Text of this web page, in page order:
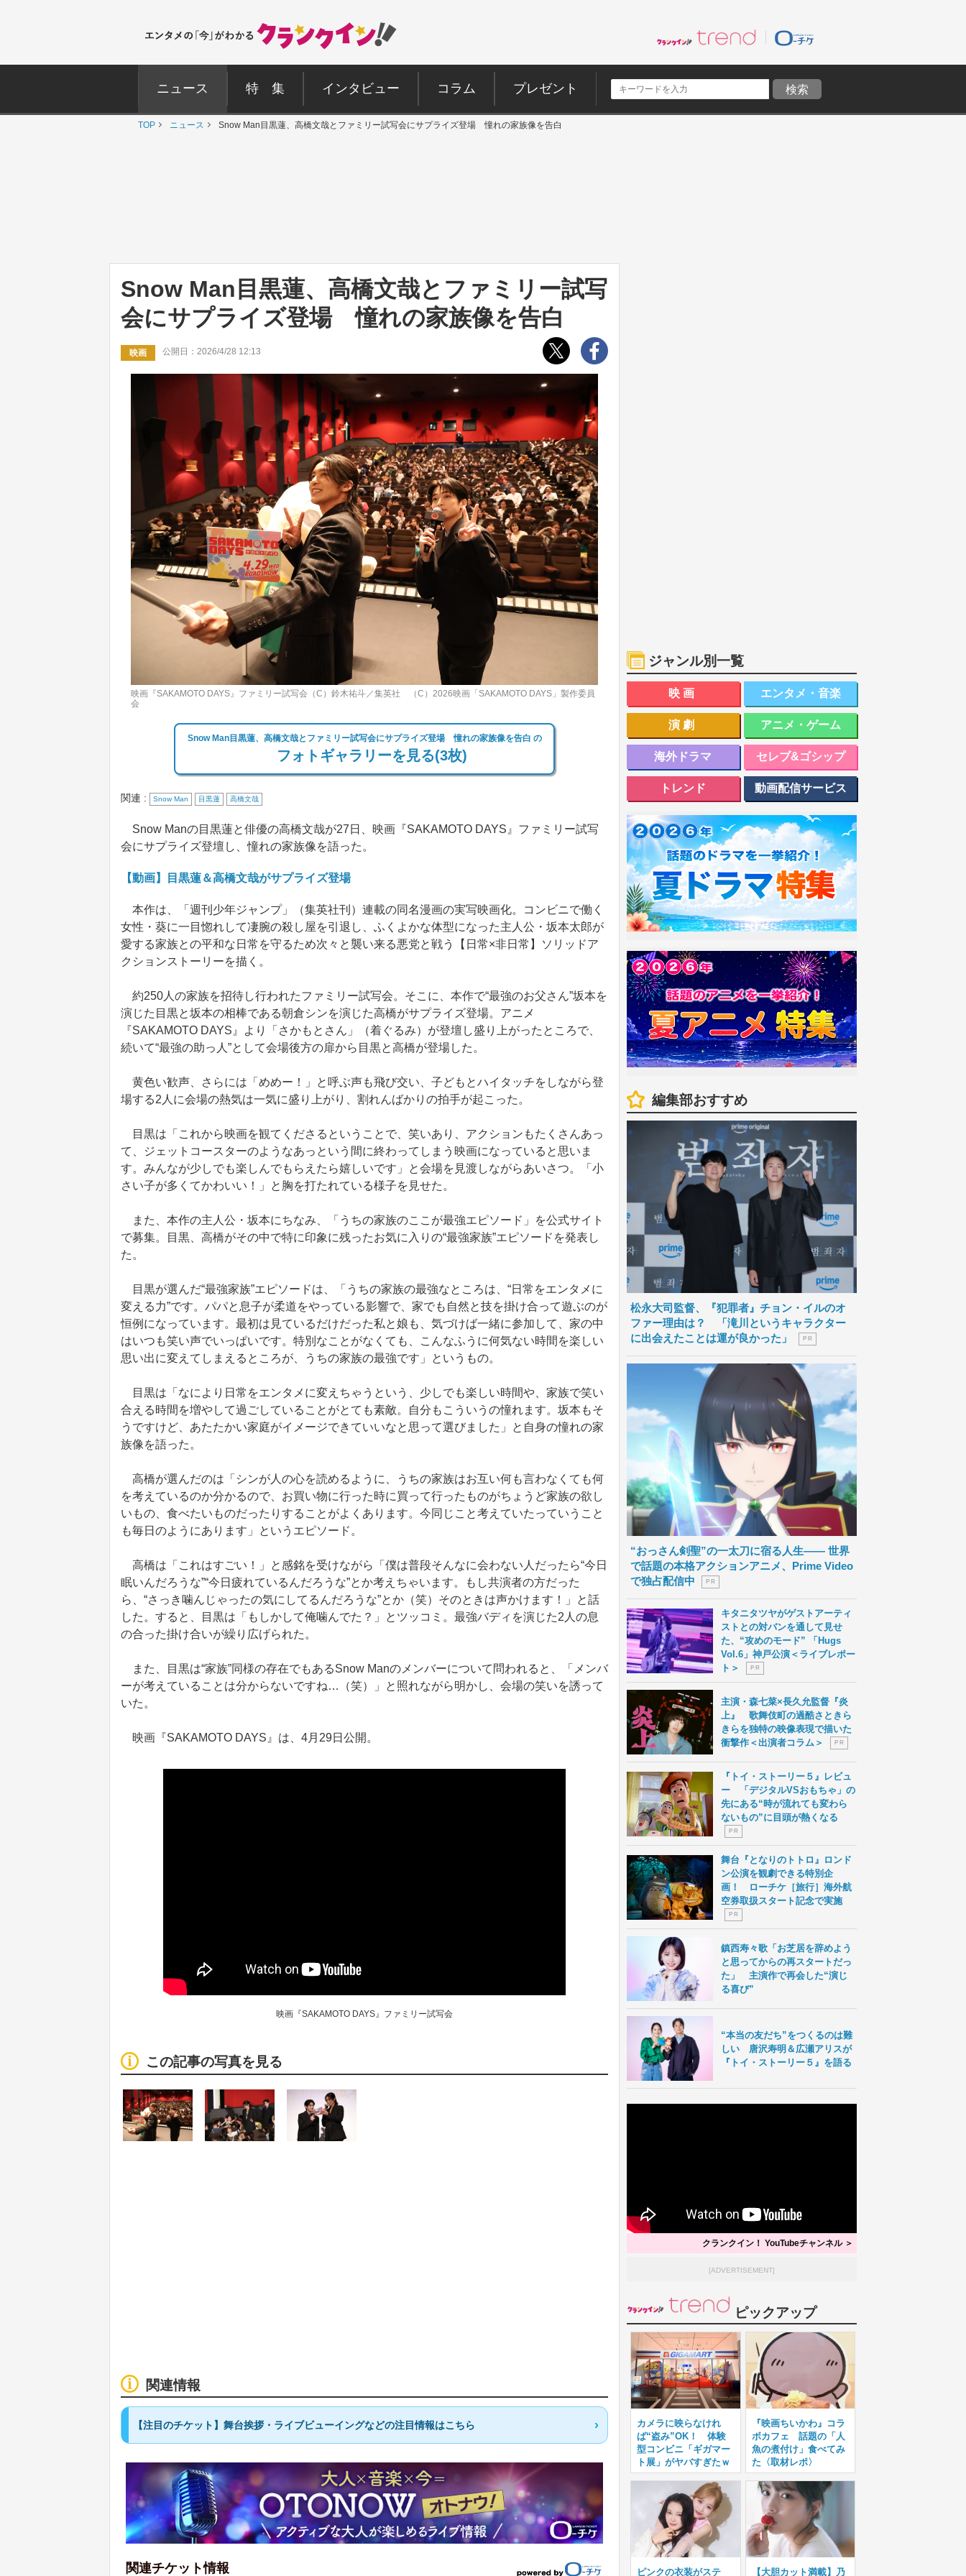
ニュース 特 集 インタビュー コラム プレゼント
TOP ニュース Snow Man目黒蓮、高橋文哉とファミリー試写会にサプライズ登場 憧れの家族像を告白
Snow Man目黒蓮、高橋文哉とファミリー試写
会にサプライズ登場 憧れの家族像を告白
映画 公開日：2026/4/28 12:13
映画『SAKAMOTO DAYS』ファミリー試写会（C）鈴木祐斗／集英社 （C）2026映画「SAKAMOTO DAYS」製作委員
会
Snow Man目黒蓮、高橋文哉とファミリー試写会にサプライズ登場 憧れの家族像を告白 の
フォトギャラリーを見る(3枚)
関連 : Snow Man 目黒蓮 高橋文哉
Snow Manの目黒蓮と俳優の高橋文哉が27日、映画『SAKAMOTO DAYS』ファミリー試写
会にサプライズ登壇し、憧れの家族像を語った。
【動画】目黒蓮＆高橋文哉がサプライズ登場
本作は、「週刊少年ジャンプ」（集英社刊）連載の同名漫画の実写映画化。コンビニで働く
女性・葵に一目惚れして凄腕の殺し屋を引退し、ふくよかな体型になった主人公・坂本太郎が
愛する家族との平和な日常を守るため次々と襲い来る悪党と戦う【日常×非日常】ソリッドア
クションストーリーを描く。
約250人の家族を招待し行われたファミリー試写会。そこに、本作で“最強のお父さん”坂本を
演じた目黒と坂本の相棒である朝倉シンを演じた高橋がサプライズ登場。アニメ
『SAKAMOTO DAYS』より「さかもとさん」（着ぐるみ）が登壇し盛り上がったところで、
続いて“最強の助っ人”として会場後方の扉から目黒と高橋が登場した。
黄色い歓声、さらには「めめー！」と呼ぶ声も飛び交い、子どもとハイタッチをしながら登
場する2人に会場の熱気は一気に盛り上がり、割れんばかりの拍手が起こった。
目黒は「これから映画を観てくださるということで、笑いあり、アクションもたくさんあっ
て、ジェットコースターのようなあっという間に終わってしまう映画になっていると思いま
す。みんなが少しでも楽しんでもらえたら嬉しいです」と会場を見渡しながらあいさつ。「小
さい子が多くてかわいい！」と胸を打たれている様子を見せた。
また、本作の主人公・坂本にちなみ、「うちの家族のここが最強エピソード」を公式サイト
で募集。目黒、高橋がその中で特に印象に残ったお気に入りの“最強家族”エピソードを発表し
た。
目黒が選んだ“最強家族”エピソードは、「うちの家族の最強なところは、“日常をエンタメに
変える力”です。パパと息子が柔道をやっている影響で、家でも自然と技を掛け合って遊ぶのが
恒例になっています。最初は見ているだけだった私と娘も、気づけば一緒に参加して、家の中
はいつも笑い声でいっぱいです。特別なことがなくても、こんなふうに何気ない時間を楽しい
思い出に変えてしまえるところが、うちの家族の最強です」というもの。
目黒は「なにより日常をエンタメに変えちゃうという、少しでも楽しい時間や、家族で笑い
合える時間を増やして過ごしていることがとても素敵。自分もこういうの憧れます。坂本もそ
うですけど、あたたかい家庭がイメージできていいなと思って選びました」と自身の憧れの家
族像を語った。
高橋が選んだのは「シンが人の心を読めるように、うちの家族はお互い何も言わなくても何
を考えているのか分かるので、お買い物に行った時に買って行ったものがちょうど家族の欲し
いもの、食べたいものだったりすることがよくあります。今同じこと考えていたっていうこと
も毎日のようにあります」というエピソード。
高橋は「これはすごい！」と感銘を受けながら「僕は普段そんなに会わない人だったら“今日
眠いんだろうな”“今日疲れているんだろうな”とか考えちゃいます。もし共演者の方だった
ら、“さっき噛んじゃったの気にしてるんだろうな”とか（笑）そのときは声かけます！」と話
した。すると、目黒は「もしかして俺噛んでた？」とツッコミ。最強バディを演じた2人の息
の合った掛け合いが繰り広げられた。
また、目黒は“家族”同様の存在でもあるSnow Manのメンバーについて問われると、「メンバ
ーが考えていることは分からないですね…（笑）」と照れながら明かし、会場の笑いを誘って
いた。
映画『SAKAMOTO DAYS』は、4月29日公開。
映画『SAKAMOTO DAYS』ファミリー試写会
この記事の写真を見る
関連情報
【注目のチケット】舞台挨拶・ライブビューイングなどの注目情報はこちら
関連チケット情報
ジャンル別一覧
映画 エンタメ・音楽
演劇 アニメ・ゲーム
海外ドラマ セレブ&ゴシップ
トレンド 動画配信サービス
編集部おすすめ
松永大司監督、『犯罪者』チョン・イルのオ
ファー理由は？ 「滝川というキャラクター
に出会えたことは運が良かった」
P R
“おっさん剣聖”の一太刀に宿る人生―― 世界
で話題の本格アクションアニメ、Prime Video
で独占配信中
P R
キタニタツヤがゲストアーティ
ストとの対バンを通して見せ
た、“攻めのモード” 「Hugs
Vol.6」神戸公演＜ライブレポー
ト＞
P R
主演・森七菜×長久允監督『炎
上』 歌舞伎町の過酷さときら
きらを独特の映像表現で描いた
衝撃作＜出演者コラム＞
P R
『トイ・ストーリー５』レビュ
ー 「デジタルVSおもちゃ」の
先にある“時が流れても変わら
ないもの”に目頭が熱くなる
P R
舞台『となりのトトロ』ロンド
ン公演を観劇できる特別企
画！ ローチケ［旅行］海外航
空券取扱スタート記念で実施
P R
鎮西寿々歌「お芝居を辞めよう
と思ってからの再スタートだっ
た」 主演作で再会した“演じ
る喜び”
“本当の友だち”をつくるのは難
しい 唐沢寿明＆広瀬アリスが
『トイ・ストーリー５』を語る
クランクイン！ YouTubeチャンネル ＞
[ADVERTISEMENT]
ピックアップ
カメラに映らなけれ
ば“盗み”OK！ 体験
型コンビニ「ギガマー
ト展」がヤバすぎたｗ
『映画ちいかわ』コラ
ボカフェ 話題の「人
魚の煮付け」食べてみ
た〈取材レポ〉
ピンクの衣装がステ 【大胆カット満載】乃